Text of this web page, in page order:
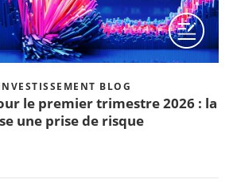
BLOG
le premier trimestre 2026 : la
une prise de risque